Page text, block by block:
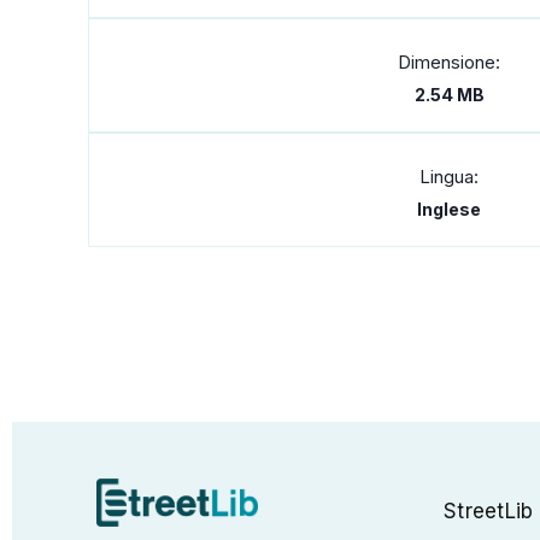
Dimensione:
2.54 MB
Lingua:
Inglese
StreetLib